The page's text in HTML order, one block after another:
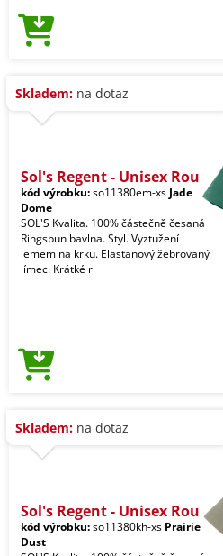
Skladem: na dotaz
Sol's Regent - Unisex Rou
kód výrobku:so11380em-xs Jade
Dome
SOL'S Kvalita. 100% částečně česaná
Ringspun bavlna. Styl. Vyztužení
lemem na krku. Elastanový žebrovaný
límec. Krátké r
Skladem: na dotaz
Sol's Regent - Unisex Rou
kód výrobku:so11380kh-xs Prairie
Dust